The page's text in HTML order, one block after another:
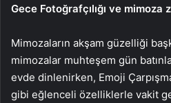
Gece Fotoğrafçılığı ve mimoza
Mimozaların akşam güzelliği
mimozalar muhteşem gün
evde dinlenirken, Emoji
gibi eğlenceli özelliklerle vakit